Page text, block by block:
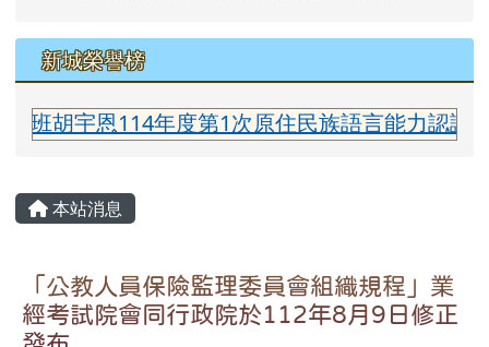
新城榮譽榜
胡宇恩114年度第1次原住民族語言能力認證測
主內容區域
本站消息
「公教人員保險監理委員會組織規程」業
經考試院會同行政院於112年8月9日修正